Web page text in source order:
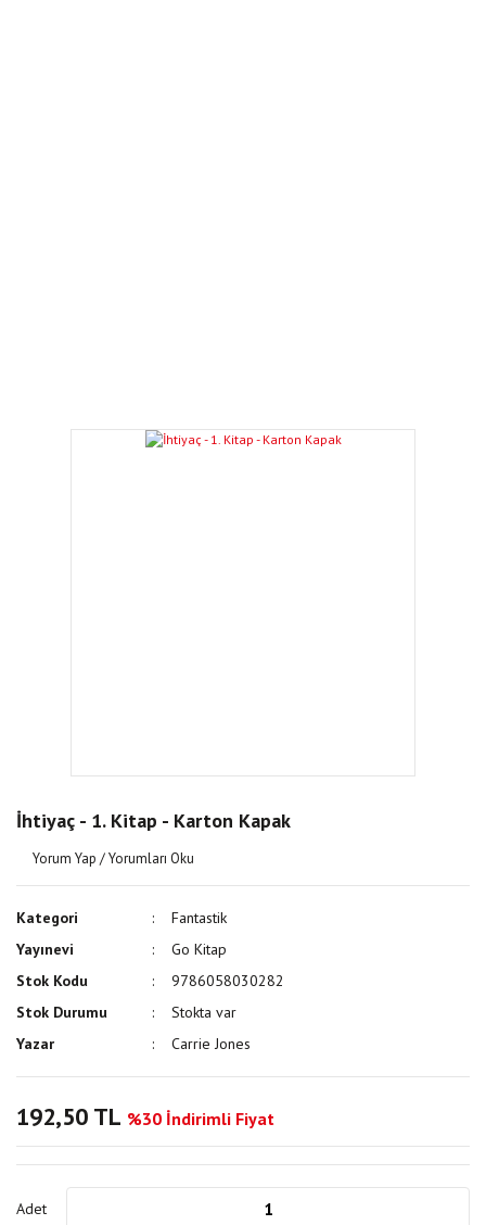
İhtiyaç - 1. Kitap - Karton Kapak
Yorum Yap / Yorumları Oku
Kategori
Fantastik
Yayınevi
Go Kitap
Stok Kodu
9786058030282
Stok Durumu
Stokta var
Yazar
Carrie Jones
192,50 TL %30 İndirimli Fiyat
Adet